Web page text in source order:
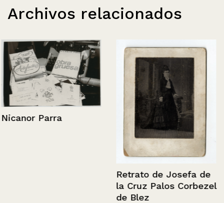
Archivos relacionados
Nicanor Parra
Retrato de Josefa de
la Cruz Palos Corbezel
de Blez